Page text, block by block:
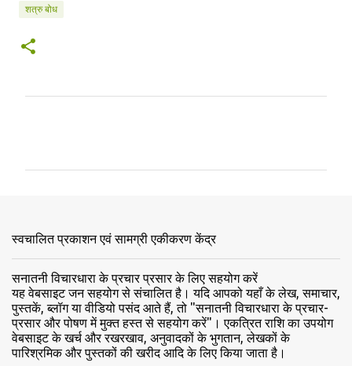
शत्रु बोध
स्वचालित प्रकाशन एवं सामग्री एकीकरण केंद्र
सनातनी विचारधारा के प्रचार प्रसार के लिए सहयोग करें
यह वेबसाइट जन सहयोग से संचालित है। यदि आपको यहाँ के लेख, समाचार,
पुस्तकें, ब्लॉग या वीडियो पसंद आते हैं, तो "सनातनी विचारधारा के प्रचार-
प्रसार और पोषण में मुक्त हस्त से सहयोग करें"। एकत्रित राशि का उपयोग
वेबसाइट के खर्च और रखरखाव, अनुवादकों के भुगतान, लेखकों के
पारिश्रमिक और पुस्तकों की खरीद आदि के लिए किया जाता है।